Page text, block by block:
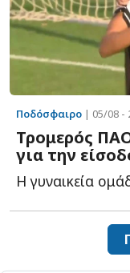
Ποδόσφαιρο | 05/08 -
Τρομερός
για την